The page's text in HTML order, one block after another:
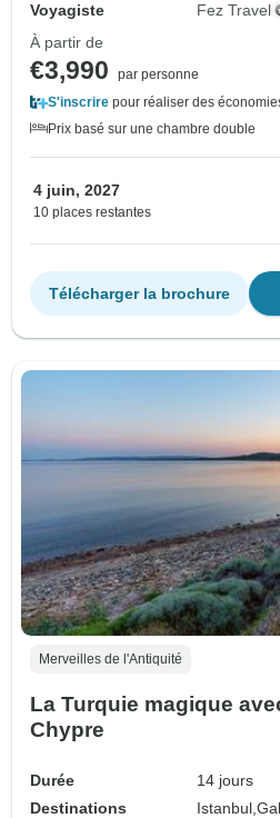
Voyagiste
Fez Travel
À partir de
€3,990
par personne
S'inscrire pour réaliser des
Prix basé sur une chambre double
4 juin, 2027
10 places restantes
Télécharger la brochure
Merveilles de l'Antiquité
La Turquie magique
Chypre
Durée
14 jours
Destinations
Istanbul,